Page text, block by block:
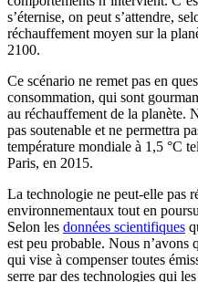
s’éternise, on peut s’attendre,
réchauffement moyen sur la
2100.
Ce scénario ne remet pas en
consommation, qui sont
au réchauffement de la planète.
pas soutenable et ne permettra
température mondiale à 1,5 °C
Paris, en 2015.
La technologie ne peut-elle pas
environnementaux tout en
Selon les données scientifiques
est peu probable. Nous n’avons
qui vise à compenser toutes
serre par des technologies qui